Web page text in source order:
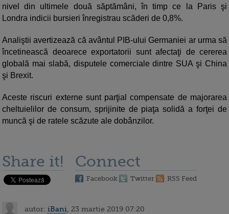
nivel din ultimele două săptămâni, în timp ce la Paris şi
Londra indicii bursieri înregistrau scăderi de 0,8%.
Analiştii avertizează că avântul PIB-ului Germaniei ar urma să
încetinească deoarece exportatorii sunt afectaţi de cererea
globală mai slabă, disputele comerciale dintre SUA şi China
şi Brexit.
Aceste riscuri externe sunt parţial compensate de majorarea
cheltuielilor de consum, sprijinite de piaţa solidă a forţei de
muncă şi de ratele scăzute ale dobânzilor.
Share it! Connect
Facebook Twitter RSS Feed
autor: iBani , 23 martie 2019 07:20